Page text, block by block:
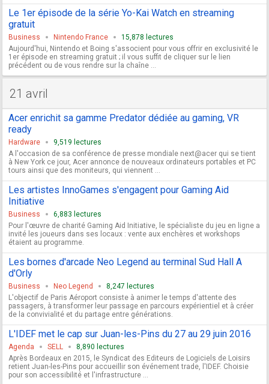
Le 1er épisode de la série Yo-Kai Watch en streaming
gratuit
Business Nintendo France
15,878 lectures
Aujourd'hui, Nintendo et Boing s'associent pour vous offrir en exclusivité le
1er épisode en streaming gratuit ; il vous suffit de cliquer sur le lien
précédent ou de vous rendre sur la chaîne ...
21 avril
Acer enrichit sa gamme Predator dédiée au gaming, VR
ready
Hardware
9,519 lectures
A l'occasion de sa conférence de presse mondiale next@acer qui se tient
à New York ce jour, Acer annonce de nouveaux ordinateurs portables et PC
tours ainsi que des moniteurs, qui viennent ...
Les artistes InnoGames s'engagent pour Gaming Aid
Initiative
Business
6,883 lectures
Pour l'œuvre de charité Gaming Aid Initiative, le spécialiste du jeu en ligne a
invité les joueurs dans ses locaux : vente aux enchères et workshops
étaient au programme.
Les bornes d'arcade Neo Legend au terminal Sud Hall A
d'Orly
Business Neo Legend
8,247 lectures
L'objectif de Paris Aéroport consiste à animer le temps d'attente des
passagers, à transformer leur passage en parcours expérientiel et à créer
de la convivialité et du partage entre générations.
L'IDEF met le cap sur Juan-les-Pins du 27 au 29 juin 2016
Agenda SELL
8,890 lectures
Après Bordeaux en 2015, le Syndicat des Editeurs de Logiciels de Loisirs
retient Juan-les-Pins pour accueillir son événement trade, l'IDEF. Choisie
pour son accessibilité et l'infrastructure ...